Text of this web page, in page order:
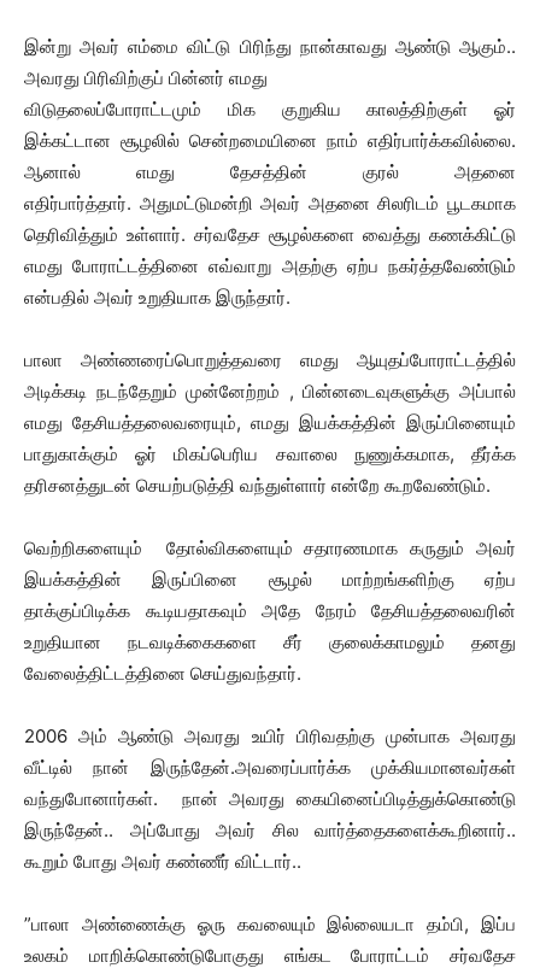
இன்று அவர் எம்மை விட்டு பிரிந்து நான்காவது ஆண்டு ஆகும்..
அவரது பிரிவிற்குப் பின்னர் எமது
விடுதலைப்போராட்டமும் மிக குறுகிய காலத்திற்குள் ஓர்
இக்கட்டான சூழலில் சென்றமையினை நாம் எதிர்பார்க்கவில்லை.
ஆனால் எமது தேசத்தின் குரல் அதனை
எதிர்பார்த்தார். அதுமட்டுமன்றி அவர் அதனை சிலரிடம் பூடகமாக
தெரிவித்தும் உள்ளார். சர்வதேச சூழல்களை வைத்து கணக்கிட்டு
எமது போராட்டத்தினை எவ்வாறு அதற்கு ஏற்ப நகர்த்தவேண்டும்
என்பதில் அவர் உறுதியாக இருந்தார்.
பாலா அண்ணரைப்பொறுத்தவரை எமது ஆயுதப்போராட்டத்தில்
அடிக்கடி நடந்தேறும் முன்னேற்றம் , பின்னடைவுகளுக்கு அப்பால்
எமது தேசியத்தலைவரையும், எமது இயக்கத்தின் இருப்பினையும்
பாதுகாக்கும் ஓர் மிகப்பெரிய சவாலை நுணுக்கமாக, தீர்க்க
தரிசனத்துடன் செயற்படுத்தி வந்துள்ளார் என்றே கூறவேண்டும்.
வெற்றிகளையும் தோல்விகளையும் சதாரணமாக கருதும் அவர்
இயக்கத்தின் இருப்பினை சூழல் மாற்றங்களிற்கு ஏற்ப
தாக்குப்பிடிக்க கூடியதாகவும் அதே நேரம் தேசியத்தலைவரின்
உறுதியான நடவடிக்கைகளை சீர் குலைக்காமலும் தனது
வேலைத்திட்டத்தினை செய்துவந்தார்.
2006 அம் ஆண்டு அவரது உயிர் பிரிவதற்கு முன்பாக அவரது
வீட்டில் நான் இருந்தேன்.அவரைப்பார்க்க முக்கியமானவர்கள்
வந்துபோனார்கள். நான் அவரது கையினைப்பிடித்துக்கொண்டு
இருந்தேன்.. அப்போது அவர் சில வார்த்தைகளைக்கூறினார்..
கூறும் போது அவர் கண்ணீர் விட்டார்..
”பாலா அண்ணைக்கு ஓரு கவலையும் இல்லையடா தம்பி, இப்ப
உலகம் மாறிக்கொண்டுபோகுது எங்கட போராட்டம் சர்வதேச